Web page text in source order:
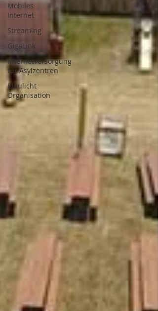
Mobiles
Internet
Streaming
GigaLink
Internetversorgung
für Asylzentren
Blaulicht
Organisation